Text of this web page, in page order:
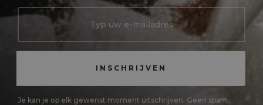
Je kan je op elk gewenst moment uitschrijven. Geen spam.